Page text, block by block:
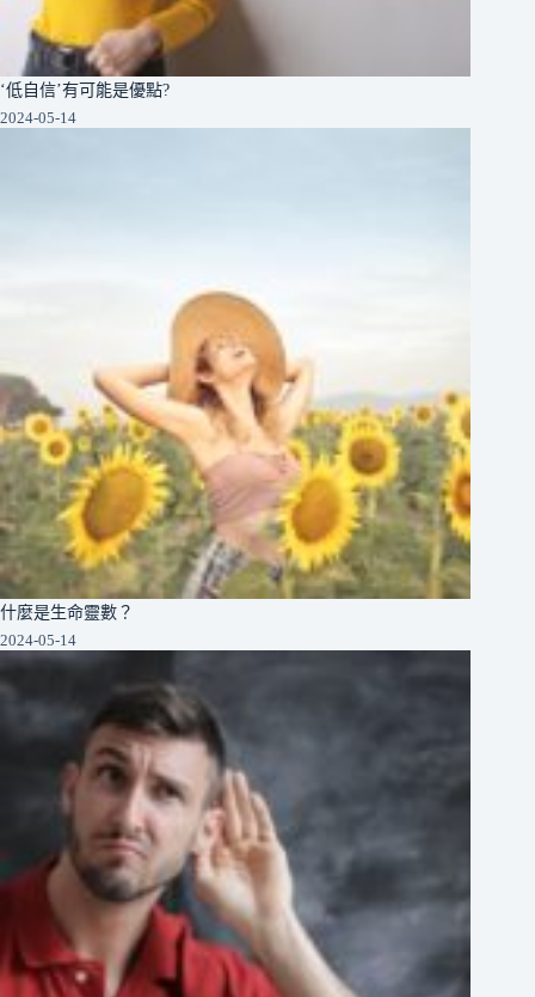
‘低自信’有可能是優點?
2024-05-14
什麼是生命靈數？
2024-05-14